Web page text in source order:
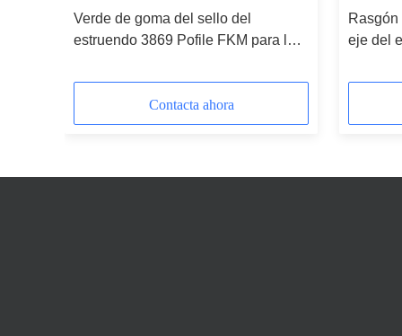
Verde de goma del sello del
estruendo 3869 Pofile FKM para los
Contacta ahora
eje del